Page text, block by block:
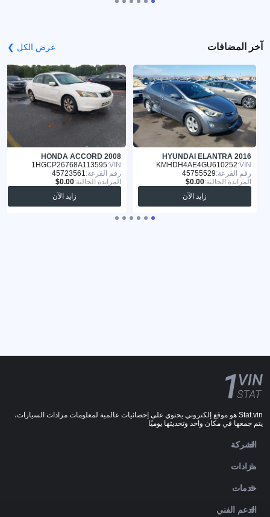
آخر المضافات عرض الكل ❯
HYUNDAI ELANTRA 2016
VIN:
KMHDH4AE4GU610252
رقم القرعة:45755529
المزايدة الحالية:
زايد الآن
HONDA ACCORD 2008
VIN:
1HGCP26768A113595
رقم القرعة:45723561
المزايدة الحالية:
زايد الآن
Stat.vin هو موقع إلكتروني يحتوي على إحصائيات عالمية لمعلومات مزادات السيارات،
يتم جمعها في مكان واحد وتحديثها يوميًا
الشركة
مزادات
خدمات
الدعم الفني